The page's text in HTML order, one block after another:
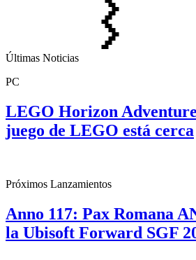
Últimas Noticias
PC
LEGO Horizon
juego de LEGO está cerca
Próximos Lanzamientos
Anno 117: Pax Romana
la Ubisoft Forward SGF